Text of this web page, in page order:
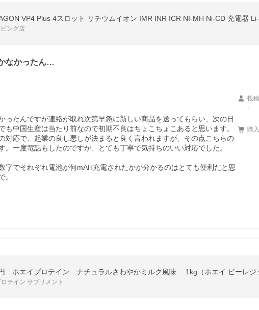
VP4 Plus 4スロット リチウムイオン IMR INR ICR NI-MH Ni-CD 充電器
ング店
なかったん…
ったんですが連絡が取れ次第早急に新しい商品を送ってもらい、次の日
も中国生産は当たり前なので初期不良はちょこちょこあると思います。
対応で、起業の良し悪しが決まると良く言われますが、その点こちらの
。一度電話もしたのですが、とても丁寧で気持ちのいい対応でした。
字でそれぞれ電池が何mAH充電されたかが分かるのはとても便利だと思
。
投
-
購
-
ホエイプロテイン ナチュラルさわやかミルク風味 1kg（ホエイ ビーレジ
テイン サプリメント